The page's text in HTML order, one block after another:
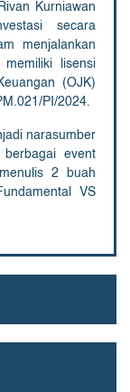
Kurniawan
secara
menjalankan
lisensi
(OJK)
PI/2024.
narasumber
event
2 buah
VS